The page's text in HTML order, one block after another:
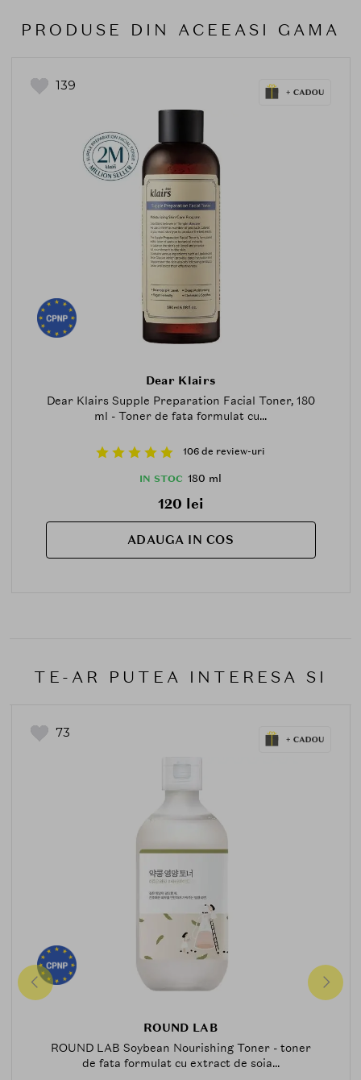
PRODUSE DIN ACEEASI GAMA
139
Dear Klairs
Dear Klairs Supple Preparation Facial Toner, 180
ml - Toner de fata formulat cu...
106 de review-uri
IN STOC 180 ml
120 lei
ADAUGA IN COS
TE-AR PUTEA INTERESA SI
73
ROUND LAB
ROUND LAB Soybean Nourishing Toner - toner
de fata formulat cu extract de soia...